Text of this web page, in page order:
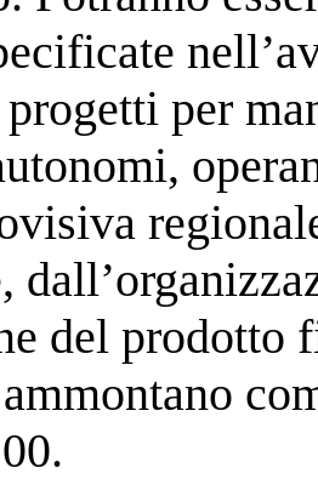
per
del prodotto